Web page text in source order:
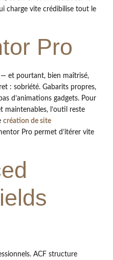
charge vite crédibilise tout le
Pro
et pourtant, bien maîtrisé,
: sobriété. Gabarits propres,
d’animations gadgets. Pour
maintenables, l’outil reste
création de site
Pro permet d’itérer vite
ACF structure